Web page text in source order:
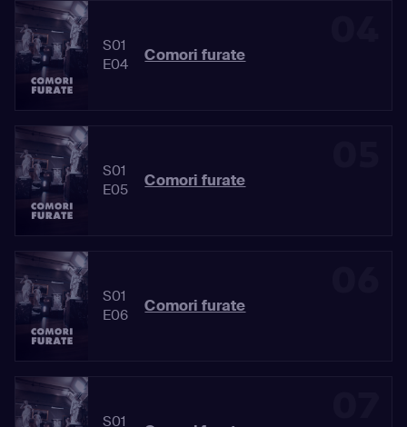
S01
E04
Comori furate
S01
E05
Comori furate
S01
E06
Comori furate
S01